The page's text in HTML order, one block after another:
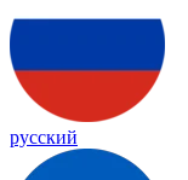
русский